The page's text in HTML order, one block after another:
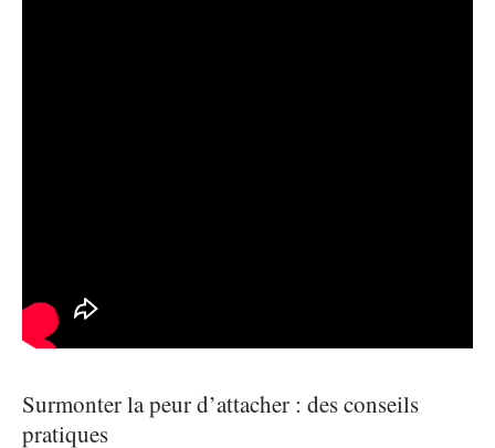
Surmonter la peur d’attacher : des conseils
pratiques